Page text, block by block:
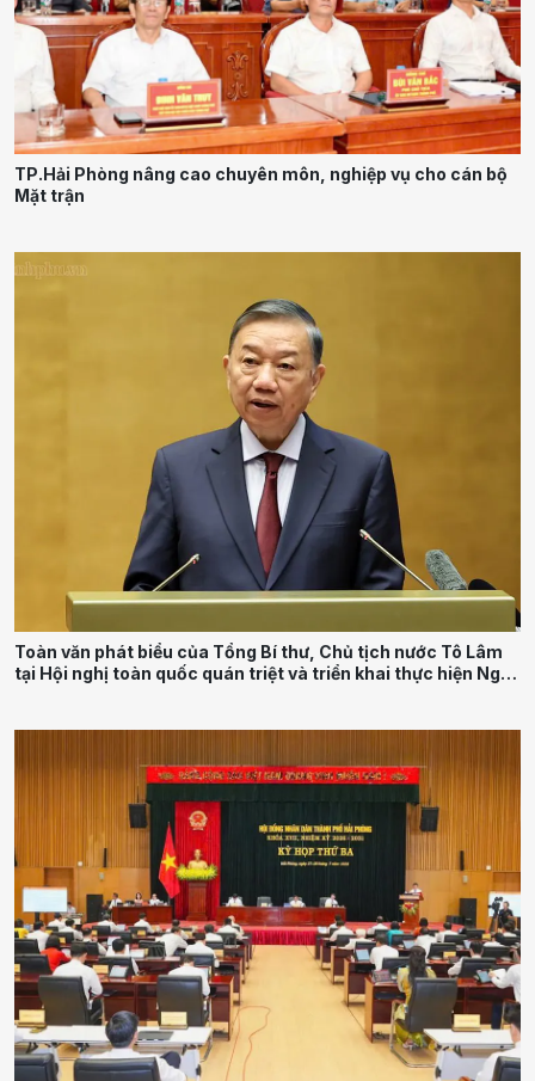
TP.Hải Phòng nâng cao chuyên môn, nghiệp vụ cho cán bộ
Mặt trận
Toàn văn phát biểu của Tổng Bí thư, Chủ tịch nước Tô Lâm
tại Hội nghị toàn quốc quán triệt và triển khai thực hiện Nghị